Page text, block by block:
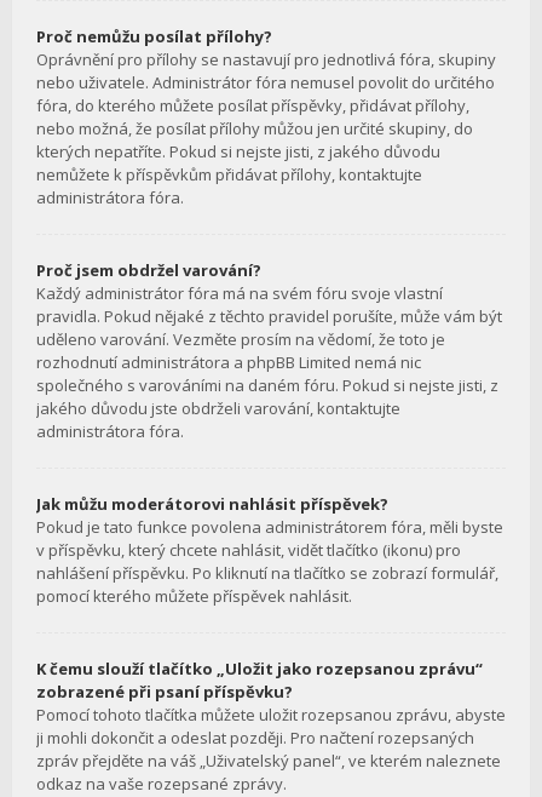
Proč nemůžu posílat přílohy?
Oprávnění pro přílohy se nastavují pro jednotlivá fóra, skupiny
nebo uživatele. Administrátor fóra nemusel povolit do určitého
fóra, do kterého můžete posílat příspěvky, přidávat přílohy,
nebo možná, že posílat přílohy můžou jen určité skupiny, do
kterých nepatříte. Pokud si nejste jisti, z jakého důvodu
nemůžete k příspěvkům přidávat přílohy, kontaktujte
administrátora fóra.
Proč jsem obdržel varování?
Každý administrátor fóra má na svém fóru svoje vlastní
pravidla. Pokud nějaké z těchto pravidel porušíte, může vám být
uděleno varování. Vezměte prosím na vědomí, že toto je
rozhodnutí administrátora a phpBB Limited nemá nic
společného s varováními na daném fóru. Pokud si nejste jisti, z
jakého důvodu jste obdrželi varování, kontaktujte
administrátora fóra.
Jak můžu moderátorovi nahlásit příspěvek?
Pokud je tato funkce povolena administrátorem fóra, měli byste
v příspěvku, který chcete nahlásit, vidět tlačítko (ikonu) pro
nahlášení příspěvku. Po kliknutí na tlačítko se zobrazí formulář,
pomocí kterého můžete příspěvek nahlásit.
K čemu slouží tlačítko „Uložit jako rozepsanou zprávu“
zobrazené při psaní příspěvku?
Pomocí tohoto tlačítka můžete uložit rozepsanou zprávu, abyste
ji mohli dokončit a odeslat později. Pro načtení rozepsaných
zpráv přejděte na váš „Uživatelský panel“, ve kterém naleznete
odkaz na vaše rozepsané zprávy.